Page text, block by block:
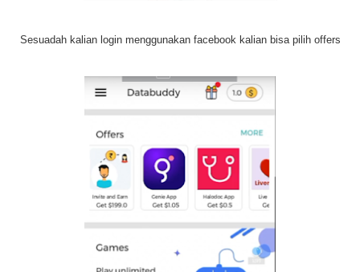
Sesuadah kalian login menggunakan facebook kalian bisa pilih offers